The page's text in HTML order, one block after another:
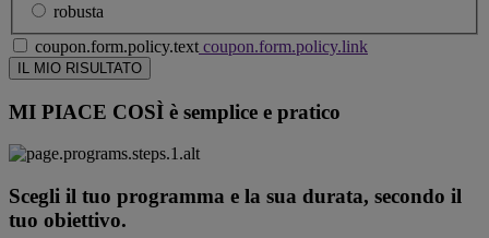
robusta
coupon.form.policy.text coupon.form.policy.link
MI PIACE COSÌ è semplice e pratico
Scegli il tuo programma e la sua durata, secondo il
tuo obiettivo.